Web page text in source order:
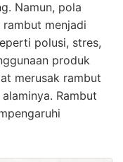
Namun, pola
menjadi
polusi, stres,
produk
merusak rambut
Rambut